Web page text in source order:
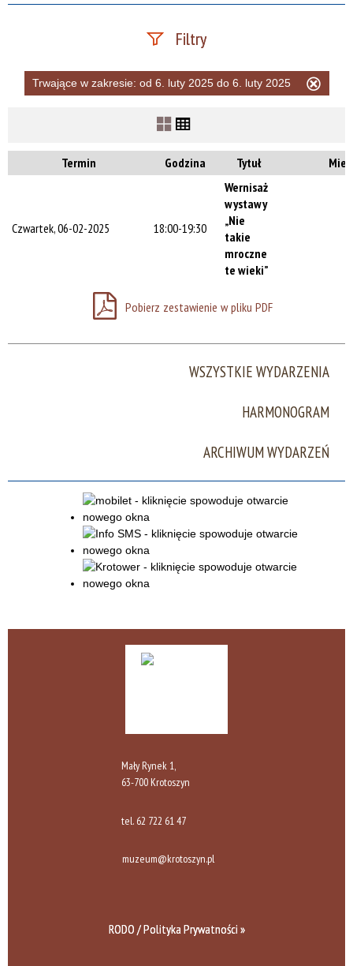
Filtry
Szukana fraza
Organizator
Trwające w zakresie: od 6. luty 2025 do 6. luty 2025
Termin Godzina Tytuł
Czwartek, 06-02-2025 18:00-19:30
Wernisaż
wystawy
„Nie
takie
mroczne
te wieki”
Pobierz zestawienie w pliku PDF
WSZYSTKIE WYDARZENIA
HARMONOGRAM
ARCHIWUM WYDARZEŃ
Mały Rynek 1,
63-700 Krotoszyn
tel. 62 722 61 47
muzeum@krotoszyn.pl
RODO / Polityka Prywatności »